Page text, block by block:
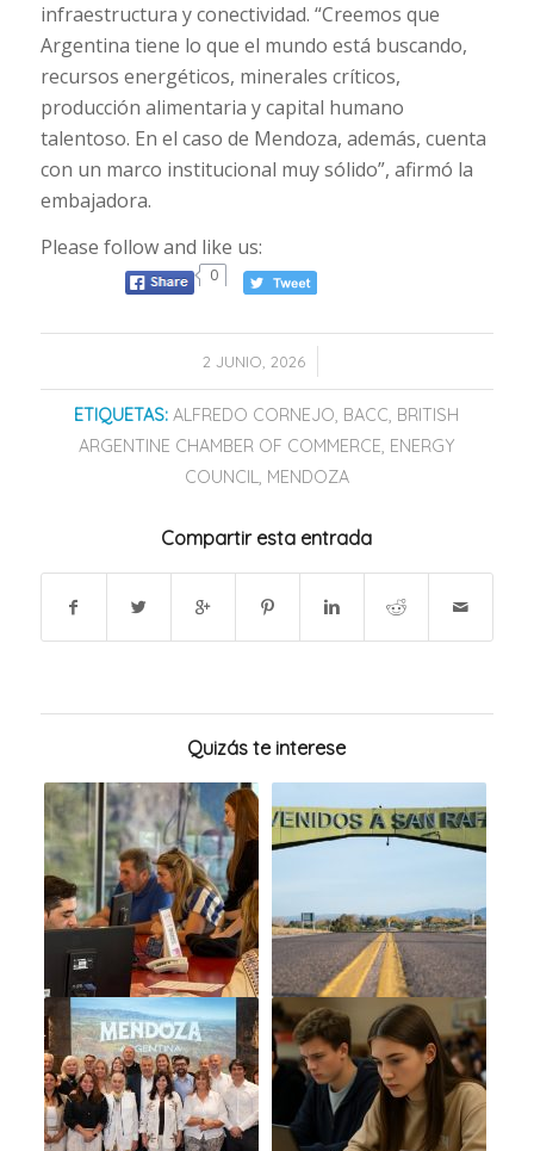
infraestructura y conectividad. “Creemos que
Argentina tiene lo que el mundo está buscando,
recursos energéticos, minerales críticos,
producción alimentaria y capital humano
talentoso. En el caso de Mendoza, además, cuenta
con un marco institucional muy sólido”, afirmó la
embajadora.
Please follow and like us:
0
2 JUNIO, 2026
/
ETIQUETAS: ALFREDO CORNEJO, BACC, BRITISH
ARGENTINE CHAMBER OF COMMERCE, ENERGY
COUNCIL, MENDOZA
Compartir esta entrada
Quizás te interese